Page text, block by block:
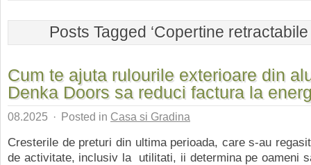
Posts Tagged ‘Copertine retractabile
Cum te ajuta rulourile exterioare din
Denka Doors sa reduci factura la
08.2025 · Posted in Casa si Gradina
Cresterile de preturi din ultima perioada, care s-au
de activitate, inclusiv la utilitati, ii determina pe oameni